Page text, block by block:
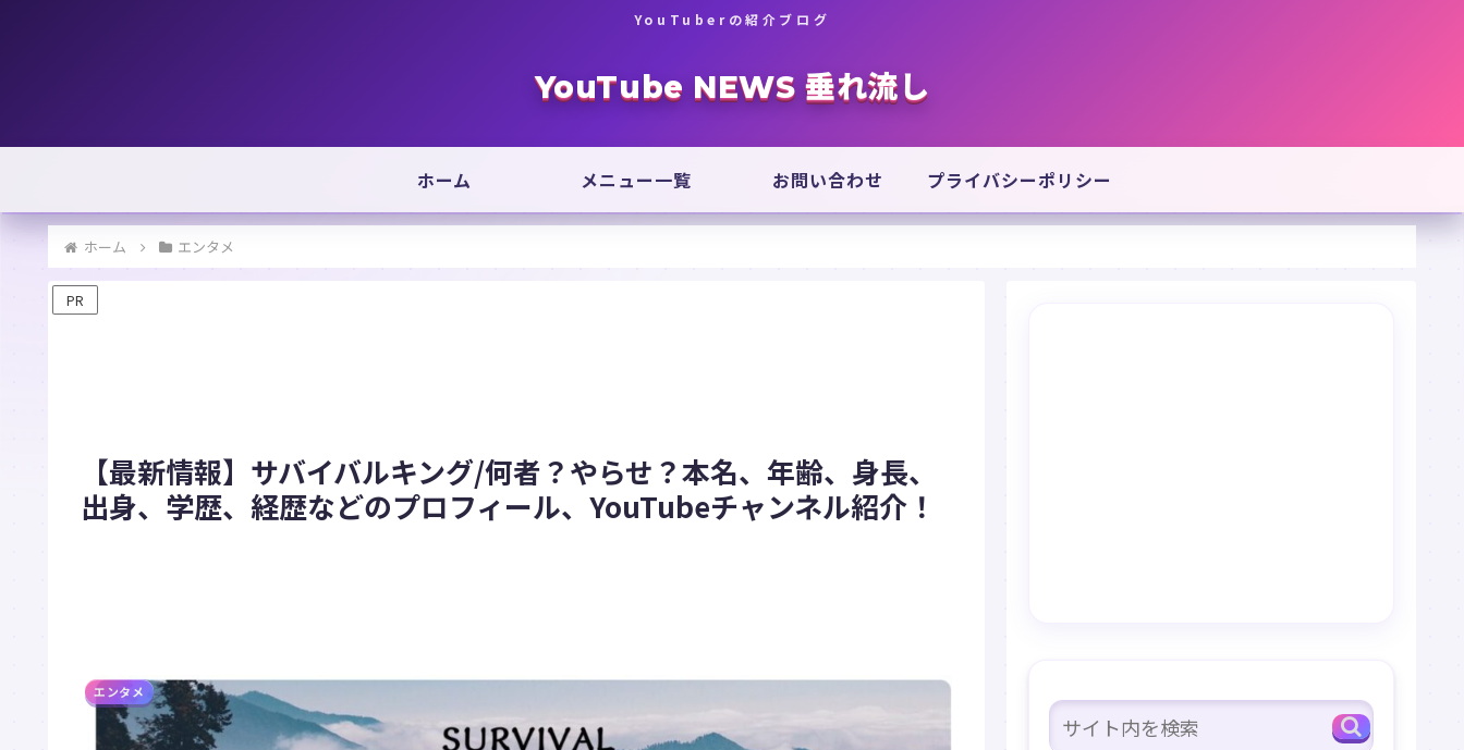
YouTuberの紹介ブログ
YouTube NEWS 垂れ流し
ホーム メニュー一覧 お問い合わせ プライバシーポリシー
ホーム エンタメ
PR
【最新情報】サバイバルキング/何者？やらせ？本名、年齢、身長、
出身、学歴、経歴などのプロフィール、YouTubeチャンネル紹介！
エンタメ